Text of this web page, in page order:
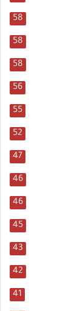
58
58
58
56
55
52
47
46
46
45
43
42
41